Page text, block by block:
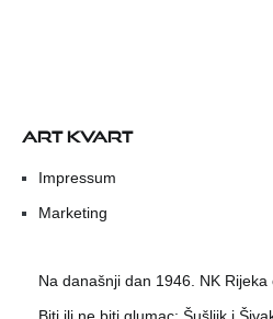
ART KVART
Impressum
Marketing
Na današnji dan 1946. NK